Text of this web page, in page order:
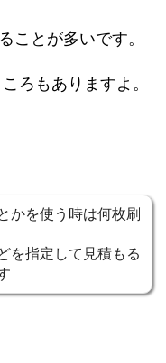
ことが多いです。
ろもありますよ。
かを使う時は何枚刷
を指定して見積もる